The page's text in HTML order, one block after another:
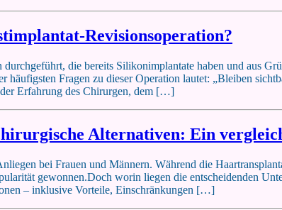
Revisionsoperation?
die bereits Silikonimplantate haben und aus
häufigsten Fragen zu dieser Operation lautet: „Bleiben
Erfahrung des Chirurgen, dem […]
Alternativen: Ein
bei Frauen und Männern. Während die
gewonnen.Doch worin liegen die entscheidenden
– inklusive Vorteile, Einschränkungen […]